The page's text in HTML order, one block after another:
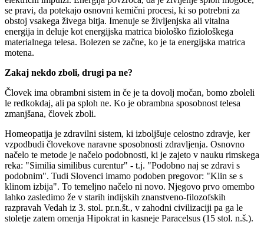
se pravi, da potekajo osnovni kemični procesi, ki so potrebni za
obstoj vsakega živega bitja. Imenuje se življenjska ali vitalna
energija in deluje kot energijska matrica biološko fiziološkega
materialnega telesa. Bolezen se začne, ko je ta energijska matrica
motena.
Zakaj nekdo zboli, drugi pa ne?
Človek ima obrambni sistem in če je ta dovolj močan, bomo zboleli
le redkokdaj, ali pa sploh ne. Ko je obrambna sposobnost telesa
zmanjšana, človek zboli.
Homeopatija je zdravilni sistem, ki izboljšuje celostno zdravje, ker
vzpodbudi človekove naravne sposobnosti zdravljenja. Osnovno
načelo te metode je načelo podobnosti, ki je zajeto v nauku rimskega
reka: "Similia similibus curentur" - t.j. "Podobno naj se zdravi s
podobnim". Tudi Slovenci imamo podoben pregovor: "Klin se s
klinom izbija". To temeljno načelo ni novo. Njegovo prvo omembo
lahko zasledimo že v starih indijskih znanstveno-filozofskih
razpravah Vedah iz 3. stol. pr.n.št., v zahodni civilizaciji pa ga le
stoletje zatem omenja Hipokrat in kasneje Paracelsus (15 stol. n.š.).